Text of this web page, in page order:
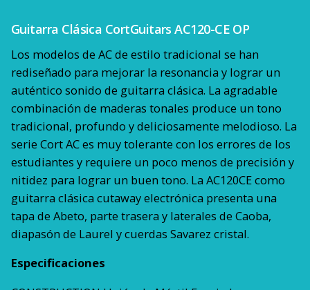
Guitarra Clásica CortGuitars AC120-CE OP
Los modelos de AC de estilo tradicional se han
rediseñado para mejorar la resonancia y lograr un
auténtico sonido de guitarra clásica. La agradable
combinación de maderas tonales produce un tono
tradicional, profundo y deliciosamente melodioso. La
serie Cort AC es muy tolerante con los errores de los
estudiantes y requiere un poco menos de precisión y
nitidez para lograr un buen tono. La AC120CE como
guitarra clásica cutaway electrónica presenta una
tapa de Abeto, parte trasera y laterales de Caoba,
diapasón de Laurel y cuerdas Savarez cristal.
Especificaciones